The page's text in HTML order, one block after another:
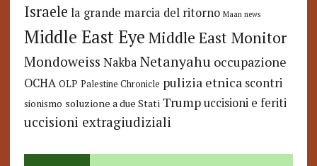
Israele la grande marcia del ritorno Maan news
Middle East Eye Middle East Monitor
Mondoweiss Nakba Netanyahu occupazione
OCHA OLP Palestine Chronicle pulizia etnica scontri
sionismo soluzione a due Stati Trump uccisioni e feriti
uccisioni extragiudiziali